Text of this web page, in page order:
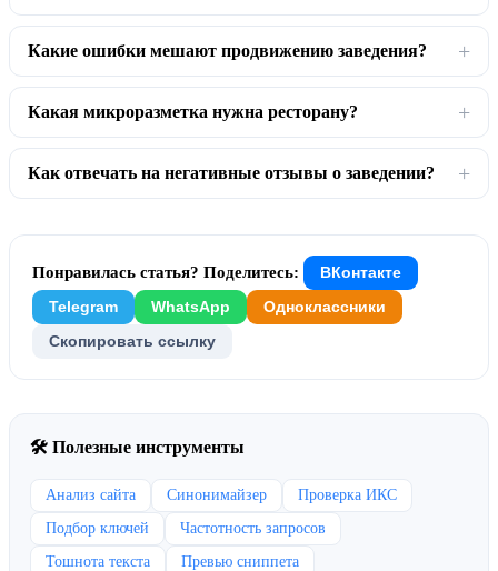
Какие ошибки мешают продвижению заведения?
Какая микроразметка нужна ресторану?
Как отвечать на негативные отзывы о заведении?
Понравилась статья? Поделитесь: ВКонтакте
Telegram WhatsApp Одноклассники
Скопировать ссылку
🛠 Полезные инструменты
Анализ сайта Синонимайзер
Проверка ИКС
Подбор ключей
Частотность запросов
Тошнота текста
Превью сниппета